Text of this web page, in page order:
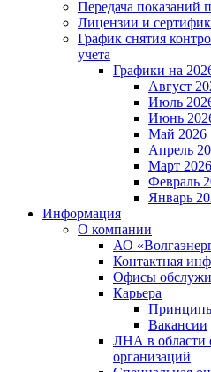
Передача показаний
Лицензии и
График снятия
учета
Графики на
Август
Июль
Июнь
Май 2026
Апрель
Март 2026
Февраль
Январь
Информация
О компании
АО
Контактная
Офисы
Карьера
Вакансии
ЛНА в области
организаций